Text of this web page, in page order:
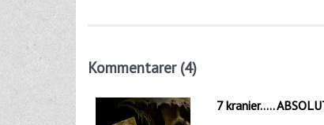
Kommentarer (4)
7 kranier.....